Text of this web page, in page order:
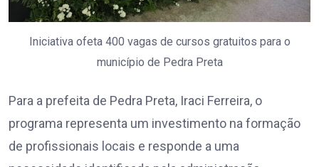
Iniciativa ofeta 400 vagas de cursos gratuitos para o
município de Pedra Preta
Para a prefeita de Pedra Preta, Iraci Ferreira, o
programa representa um investimento na formação
de profissionais locais e responde a uma